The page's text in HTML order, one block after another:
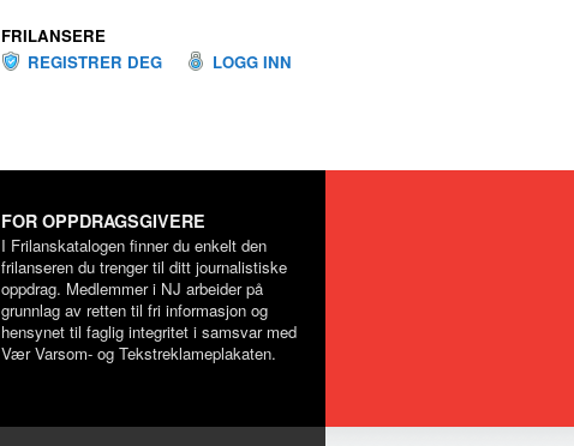
FRILANSERE
REGISTRER DEG
LOGG INN
FOR OPPDRAGSGIVERE
I Frilanskatalogen finner du enkelt den
frilanseren du trenger til ditt journalistiske
oppdrag. Medlemmer i NJ arbeider på
grunnlag av retten til fri informasjon og
hensynet til faglig integritet i samsvar med
Vær Varsom- og Tekstreklameplakaten.